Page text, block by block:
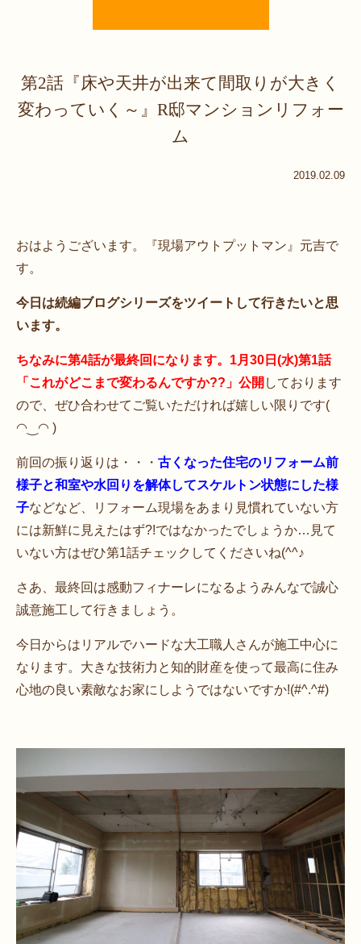
第2話『床や天井が出来て間取りが大きく
変わっていく～』R邸マンションリフォー
ム
2019.02.09
おはようございます。『現場アウトプットマン』元吉で
す。
今日は続編ブログシリーズをツイートして行きたいと思
います。
ちなみに第4話が最終回になります。1月30日(水)第1話
「これがどこまで変わるんですか??」公開 しております
ので、ぜひ合わせてご覧いただければ嬉しい限りです(
◠‿◠ )
前回の振り返りは・・・ 古くなった住宅のリフォーム前
様子と和室や水回りを解体してスケルトン状態にした様
子などなど、リフォーム現場をあまり見慣れていない方
には新鮮に見えたはず?!ではなかったでしょうか…見て
いない方はぜひ第1話チェックしてくださいね(^^♪
さあ、最終回は感動フィナーレになるようみんなで誠心
誠意施工して行きましょう。
今日からはリアルでハードな大工職人さんが施工中心に
なります。大きな技術力と知的財産を使って最高に住み
心地の良い素敵なお家にしようではないですか!(#^.^#)